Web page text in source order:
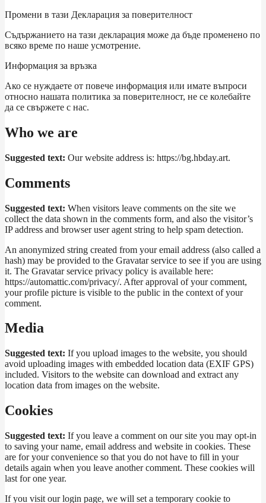
Промени в тази Декларация за поверителност
Съдържанието на тази декларация може да бъде променено по
всяко време по наше усмотрение.
Информация за връзка
Ако се нуждаете от повече информация или имате въпроси
относно нашата политика за поверителност, не се колебайте
да се свържете с нас.
Who we are
Suggested text: Our website address is: https://bg.hbday.art.
Comments
Suggested text: When visitors leave comments on the site we
collect the data shown in the comments form, and also the visitor’s
IP address and browser user agent string to help spam detection.
An anonymized string created from your email address (also called a
hash) may be provided to the Gravatar service to see if you are using
it. The Gravatar service privacy policy is available here:
https://automattic.com/privacy/. After approval of your comment,
your profile picture is visible to the public in the context of your
comment.
Media
Suggested text: If you upload images to the website, you should
avoid uploading images with embedded location data (EXIF GPS)
included. Visitors to the website can download and extract any
location data from images on the website.
Cookies
Suggested text: If you leave a comment on our site you may opt-in
to saving your name, email address and website in cookies. These
are for your convenience so that you do not have to fill in your
details again when you leave another comment. These cookies will
last for one year.
If you visit our login page, we will set a temporary cookie to